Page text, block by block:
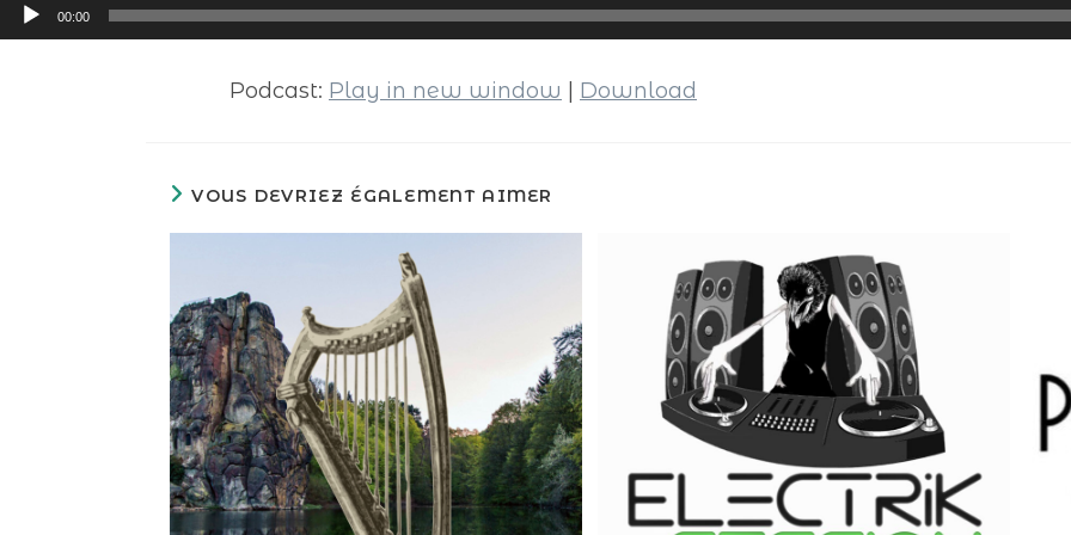
Lecteur
audio
00:00
Podcast: Play in new window Download
VOUS DEVRIEZ ÉGALEMENT AIMER